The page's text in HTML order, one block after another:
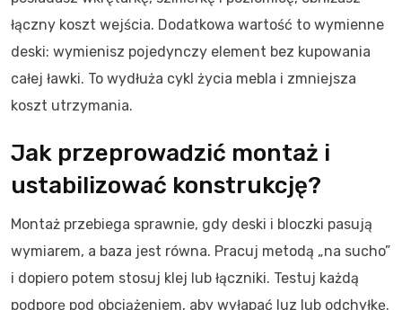
łączny koszt wejścia. Dodatkowa wartość to wymienne
deski: wymienisz pojedynczy element bez kupowania
całej ławki. To wydłuża cykl życia mebla i zmniejsza
koszt utrzymania.
Jak przeprowadzić montaż i
ustabilizować konstrukcję?
Montaż przebiega sprawnie, gdy deski i bloczki pasują
wymiarem, a baza jest równa. Pracuj metodą „na sucho”
i dopiero potem stosuj klej lub łączniki. Testuj każdą
podporę pod obciążeniem, aby wyłapać luz lub odchyłkę.